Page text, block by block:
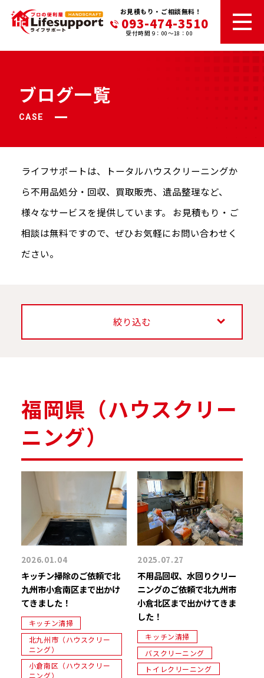
お見積もり・ご相談無料！
093-474-3510
受付時間 9：00～18：00
ブログ一覧
CASE
ライフサポートは、トータルハウスクリーニングか
ら不⽤品処分・回収、 買取販売、遺品整理など、
様々なサービスを提供しています。
お⾒積もり・ご
相談は無料ですので、ぜひお気軽にお問い合わせく
ださい。
絞り込む
福岡県（ハウスクリー
ニング）
2026.01.04
キッチン掃除のご依頼で北
九州市小倉南区まで出かけ
てきました！
キッチン清掃
北九州市（ハウスクリー
ニング）
小倉南区（ハウスクリー
ニング）
2025.07.27
不用品回収、水回りクリー
ニングのご依頼で北九州市
小倉北区まで出かけてきま
した！
キッチン清掃
バスクリーニング
トイレクリーニング